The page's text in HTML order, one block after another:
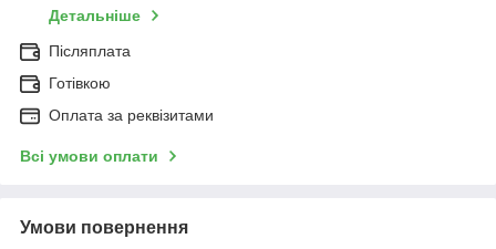
Детальніше
Післяплата
Готівкою
Оплата за реквізитами
Всі умови оплати
Умови повернення